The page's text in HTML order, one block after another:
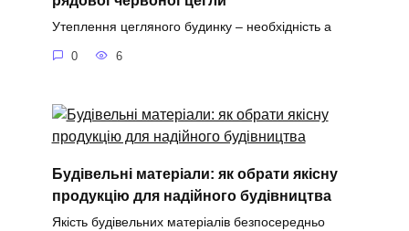
Утеплення цегляного будинку – необхідність а
0 6
Будівельні матеріали: як обрати якісну
продукцію для надійного будівництва
Якість будівельних матеріалів безпосередньо